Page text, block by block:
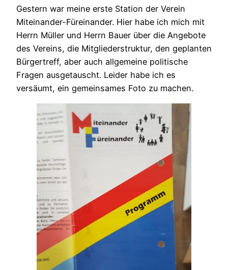
Gestern war meine erste Station der Verein
Miteinander-Füreinander. Hier habe ich mich mit
Herrn Müller und Herrn Bauer über die Angebote
des Vereins, die Mitgliederstruktur, den geplanten
Bürgertreff, aber auch allgemeine politische
Fragen ausgetauscht. Leider habe ich es
versäumt, ein gemeinsames Foto zu machen.